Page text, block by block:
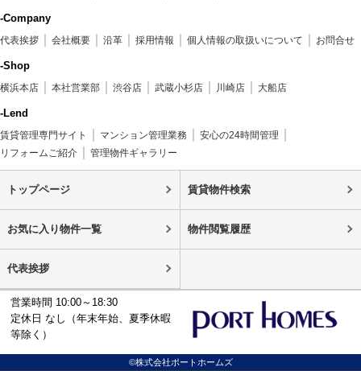
-Company
代表挨拶 会社概要 沿革 採用情報 個人情報の取扱いについて お問合せ
-Shop
横浜本店 本社営業部 渋谷店 武蔵小杉店 川崎店 大船店
-Lend
賃貸管理専門サイト マンション管理業務
安心の24時間管理
リフォームご紹介
管理物件ギャラリー
トップページ 賃貸物件検索
お気に入り物件一覧 物件閲覧履歴
代表挨拶
営業時間 10:00～18:30
定休日 なし（年末年始、夏季休暇
等除く）
©株式会社ポートホームズ